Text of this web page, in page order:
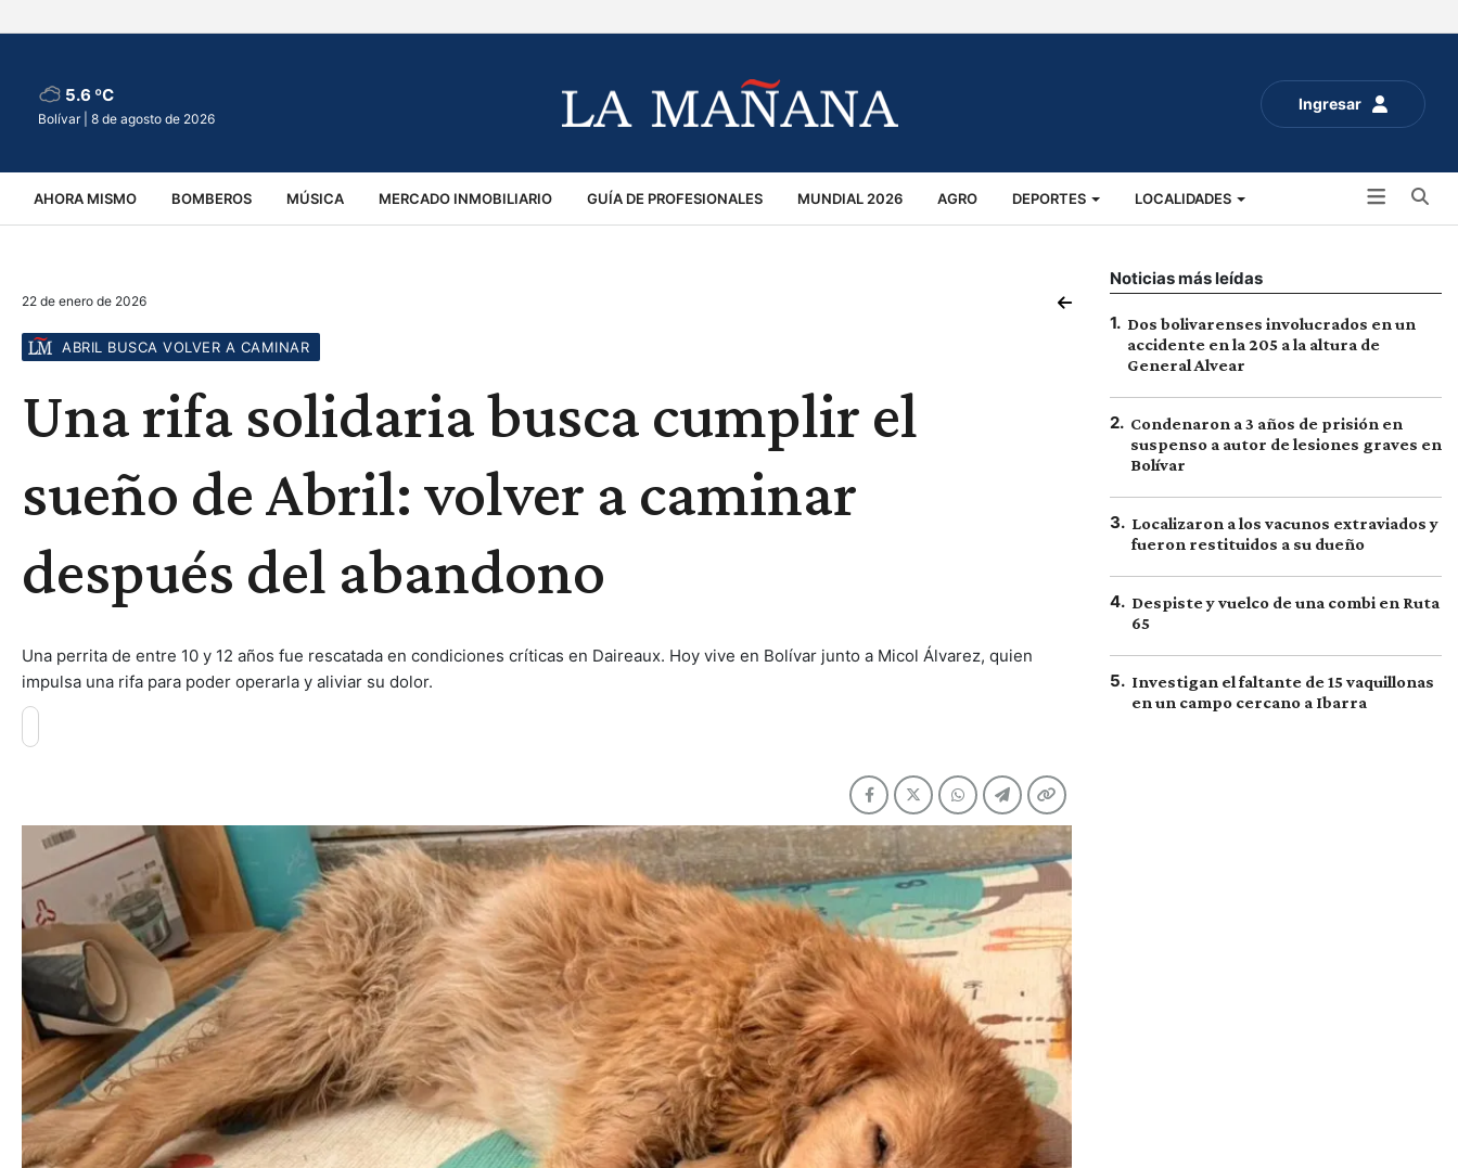
Ingresar
5.6 ºC
Bolívar | 8 de agosto de 2026
AHORA MISMO BOMBEROS MÚSICA MERCADO INMOBILIARIO GUÍA DE PROFESIONALES MUNDIAL 2026 AGRO DEPORTES LOCALIDADES
VIRALES ACCIDENTES
22 de enero de 2026
ABRIL BUSCA VOLVER A CAMINAR
Una rifa solidaria busca cumplir el
sueño de Abril: volver a caminar
después del abandono
Una perrita de entre 10 y 12 años fue rescatada en condiciones críticas en Daireaux. Hoy vive en Bolívar junto a Micol Álvarez, quien
impulsa una rifa para poder operarla y aliviar su dolor.
Noticias más leídas
1. Dos bolivarenses involucrados en un
accidente en la 205 a la altura de
General Alvear
2. Condenaron a 3 años de prisión en
suspenso a autor de lesiones graves en
Bolívar
3. Localizaron a los vacunos extraviados y
fueron restituidos a su dueño
4. Despiste y vuelco de una combi en Ruta
65
5. Investigan el faltante de 15 vaquillonas
en un campo cercano a Ibarra